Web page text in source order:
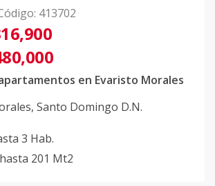
: 413702
en Evaristo Morales
, Santo Domingo D.N.
3 Hab.
hasta 201 Mt2